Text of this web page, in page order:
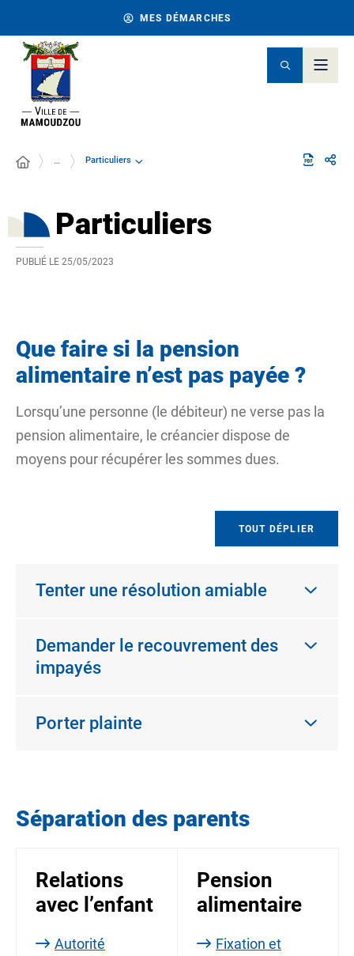
MES DÉMARCHES
… Particuliers
Particuliers
PUBLIÉ LE 25/05/2023
Que faire si la pension
alimentaire n’est pas payée ?
Lorsqu’une personne (le débiteur) ne verse pas la
pension alimentaire, le créancier dispose de
moyens pour récupérer les sommes dues.
TOUT DÉPLIER
Tenter une résolution amiable
Demander le recouvrement des
impayés
Porter plainte
Séparation des parents
Relations
avec l’enfant
Autorité
Pension
alimentaire
Fixation et